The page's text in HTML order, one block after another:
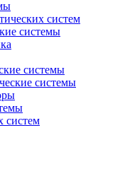
систем
системы
системы
системы
систем